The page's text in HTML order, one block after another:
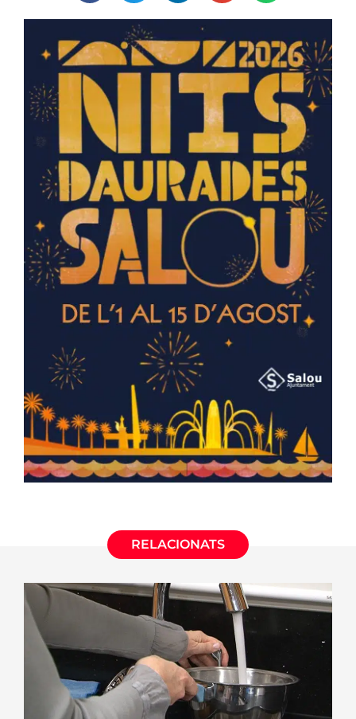
RELACIONATS